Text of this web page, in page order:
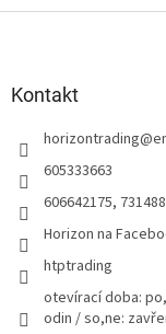
Kontakt
horizontrading@
605333663
606642175,
Horizon na
htptrading
otevírací doba:
odin / so,ne: